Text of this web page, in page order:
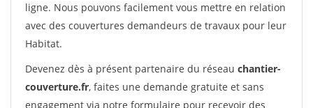
ligne. Nous pouvons facilement vous mettre en relation
avec des couvertures demandeurs de travaux pour leur
Habitat.
Devenez dès à présent partenaire du réseau chantier-
couverture.fr, faites une demande gratuite et sans
engagement via notre formulaire pour recevoir des